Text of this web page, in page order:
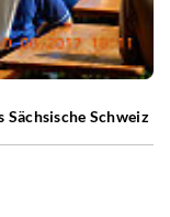
Sächsische Schweiz